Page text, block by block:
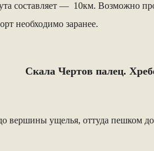
составляет — 10км. Возможно
необходимо заранее.
Скала Чертов палец.
вершины ущелья, оттуда пешком до